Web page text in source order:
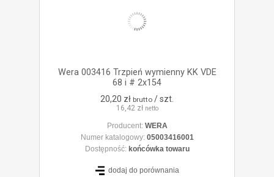
Wera 003416 Trzpień wymienny KK VDE
68 i # 2x154
20,20 zł brutto / szt.
16,42 zł netto
Producent: WERA
Numer katalogowy: 05003416001
Dostępność: końcówka towaru
dodaj do porównania